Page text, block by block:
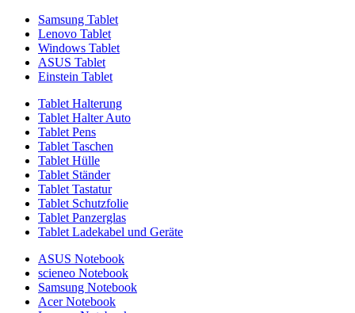
Samsung Tablet
Lenovo Tablet
Windows Tablet
ASUS Tablet
Einstein Tablet
Tablet Halterung
Tablet Halter Auto
Tablet Pens
Tablet Taschen
Tablet Hülle
Tablet Ständer
Tablet Tastatur
Tablet Schutzfolie
Tablet Panzerglas
Tablet Ladekabel und Geräte
ASUS Notebook
scieneo Notebook
Samsung Notebook
Acer Notebook